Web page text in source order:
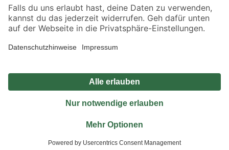
Alle Preisangaben in EUR inkl. gesetzl. MwSt.. Die dargestellten Angebote sind unter
Umständen nicht in allen Märkten verfügbar. Die angegebenen Verfügbarkeiten beziehen
Produkte nur solange der Vorrat reicht.
*Paketversand ab 59 € versandkostenfrei, gilt nicht für Artikel mit Speditionsversand, hier
Privatsphäre Impressum
Nutzungsbedingungen
Widerrufsrecht
Vertrag widerrufen
© 2026 toom Baumarkt GmbH